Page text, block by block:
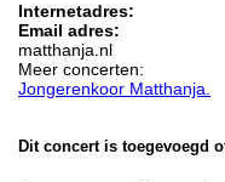
Internetadres:
Email adres:
matthanja.nl
Meer concerten:
Jongerenkoor Matthanja.
Dit concert is toegevoegd